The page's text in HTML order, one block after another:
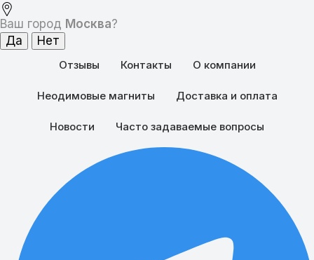
Ваш город Москва?
Отзывы Контакты О компании
Неодимовые магниты Доставка и оплата
Новости Часто задаваемые вопросы